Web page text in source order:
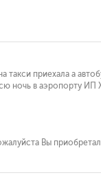
такси приехала а
ночь в аэропорту ИП
Вы